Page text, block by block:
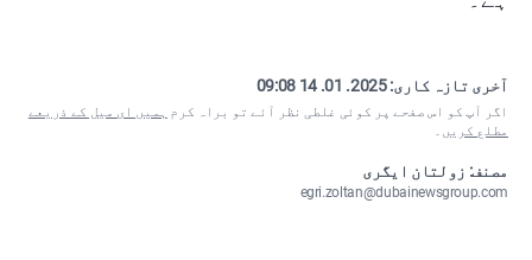
آخری تازہ کاری:2025. 01. 14 09:08
اگر آپ کو اس صفحے پر کوئی غلطی نظر آئے تو براہ کرم ہمیں ای میل کے ذریعے
مطلع کریں ۔
مصنف: زولتان ایگری
egri.zoltan@dubainewsgroup.com